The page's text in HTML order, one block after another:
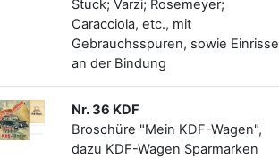
Stuck; Varzi; Rosemeyer;
Caracciola, etc., mit
Gebrauchsspuren, sowie Einrisse
an der Bindung
Nr. 36 KDF
Broschüre "Mein KDF-Wagen",
dazu KDF-Wagen Sparmarken